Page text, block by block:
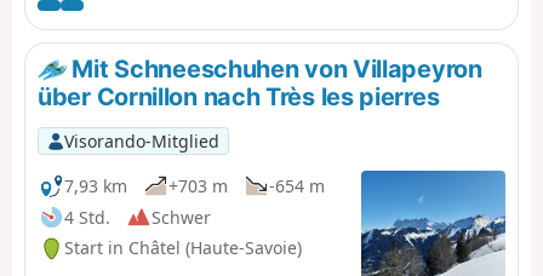
können die Weine der Region verkostet werden. Anm.
Entgegen der Angabe auf der Wanderkarte befinden
sich die Terrassen des Lavaux im Kanton Waadt und
nicht im Kanton Wallis.
Mit Schneeschuhen von Villapeyron
über Cornillon nach Très les pierres
Visorando-Mitglied
7,93 km
+703 m
-654 m
4 Std.
Schwer
Start in Châtel (Haute-Savoie)